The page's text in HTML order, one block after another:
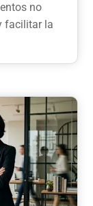
no
facilitar la